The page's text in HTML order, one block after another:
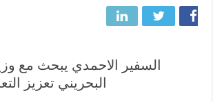
السفير الاحمدي يبحث مع
البحريني تعزيز